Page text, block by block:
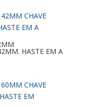
HASTE EM A